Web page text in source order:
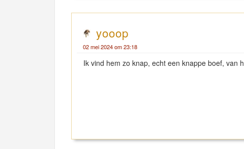
yooop
02 mei 2024 om 23:18
Ik vind hem zo knap, echt een knappe boef, van